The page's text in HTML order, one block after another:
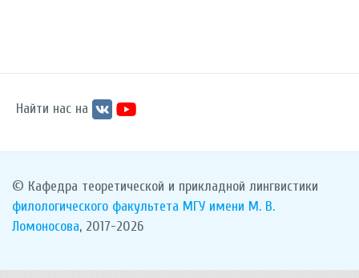
Найти нас на
© Кафедра теоретической и прикладной лингвистики
филологического факультета МГУ имени М. В.
Ломоносова, 2017-2026